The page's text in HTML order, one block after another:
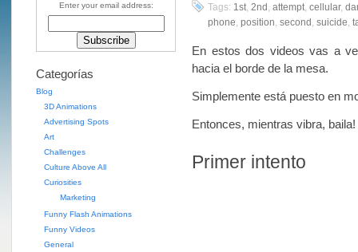
Tags: 1st, 2nd , attempt, cellular,
phone, position, second , suicide,
En estos dos videos vas a
hacia el borde de la mesa.
Simplemente está puesto en
Entonces, mientras vibra, baila!
Primer intento
Enter your email address:
Categorías
Blog
3D Animations
Advertising Spots
Art
Challenges
Culture Above All
Curiosities
Marketing
Funny Flash Animations
Funny Videos
General